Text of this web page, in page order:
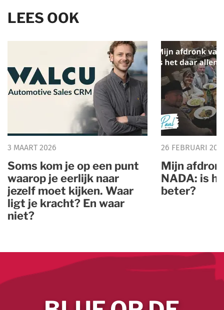
LEES OOK
3 MAART 2026
Soms kom je op een punt
waarop je eerlijk naar
jezelf moet kijken. Waar
ligt je kracht? En waar
niet?
26 FEBRUARI
Mijn
NADA: is
beter?